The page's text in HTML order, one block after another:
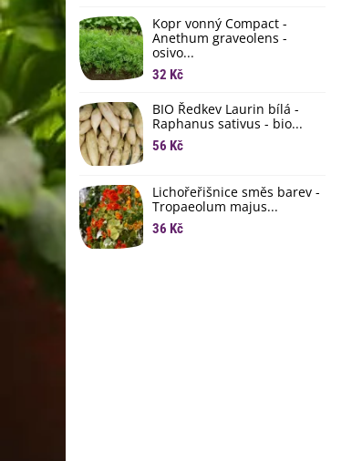
Kopr vonný Compact -
Anethum graveolens -
osivo...
32 Kč
BIO Ředkev Laurin bílá -
Raphanus sativus - bio...
56 Kč
Lichořeřišnice směs barev -
Tropaeolum majus...
36 Kč